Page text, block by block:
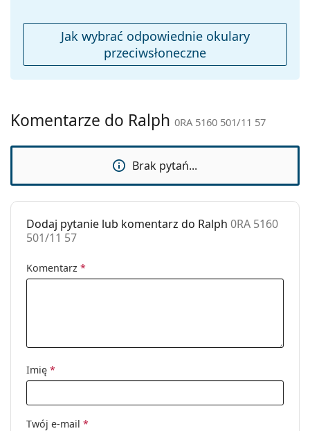
czyszczenia:
Płeć:
Damskie
Marka:
Ralph
0RA 5160 501/11 57
Możliwość
wykonania
korekcyjnych:
Nie
Jak wybrać odpowiednie okulary
przeciwsłoneczne
Komentarze do Ralph 0RA 5160 501/11 57
Brak pytań...
Dodaj pytanie lub komentarz do Ralph 0RA 5160
501/11 57
Komentarz *
Imię *
Twój e-mail *